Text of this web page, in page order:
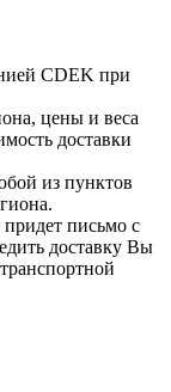
CDEK при
цены и веса
доставки
из пунктов
придет письмо с
доставку Вы